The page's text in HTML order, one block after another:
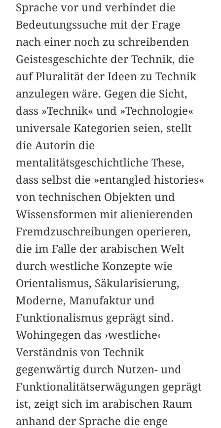
Sprache vor und verbindet die
Bedeutungssuche mit der Frage
nach einer noch zu schreibenden
Geistesgeschichte der Technik, die
auf Pluralität der Ideen zu Technik
anzulegen wäre. Gegen die Sicht,
dass »Technik« und »Technologie«
universale Kategorien seien, stellt
die Autorin die
mentalitätsgeschichtliche These,
dass selbst die »entangled histories«
von technischen Objekten und
Wissensformen mit alienierenden
Fremdzuschreibungen operieren,
die im Falle der arabischen Welt
durch westliche Konzepte wie
Orientalismus, Säkularisierung,
Moderne, Manufaktur und
Funktionalismus geprägt sind.
Wohingegen das ›westliche‹
Verständnis von Technik
gegenwärtig durch Nutzen- und
Funktionalitätserwägungen geprägt
ist, zeigt sich im arabischen Raum
anhand der Sprache die enge